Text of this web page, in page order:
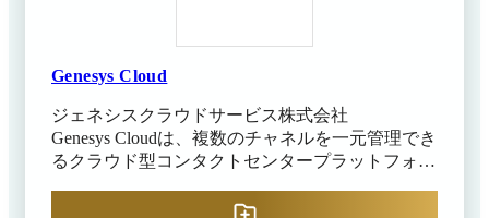
Genesys Cloud
ジェネシスクラウドサービス株式会社
Genesys Cloudは、複数のチャネルを一元管理でき
るクラウド型コンタクトセンタープラットフォー
運営を担う責任者を主な対象とし、通話やメー